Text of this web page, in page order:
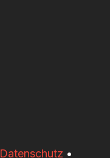
Datenschutz •